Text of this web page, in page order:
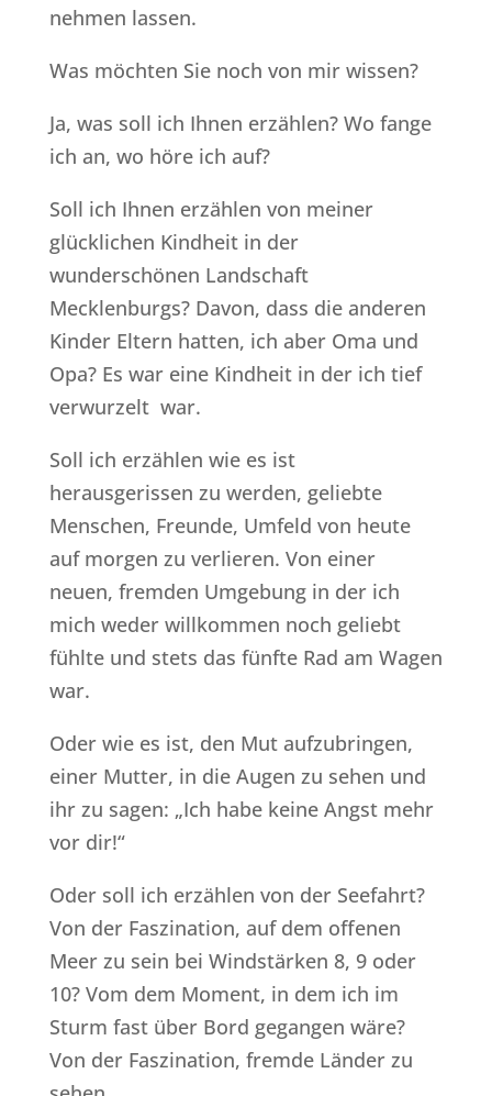
nehmen lassen.
Was möchten Sie noch von mir wissen?
Ja, was soll ich Ihnen erzählen? Wo fange
ich an, wo höre ich auf?
Soll ich Ihnen erzählen von meiner
glücklichen Kindheit in der
wunderschönen Landschaft
Mecklenburgs? Davon, dass die anderen
Kinder Eltern hatten, ich aber Oma und
Opa? Es war eine Kindheit in der ich tief
verwurzelt war.
Soll ich erzählen wie es ist
herausgerissen zu werden, geliebte
Menschen, Freunde, Umfeld von heute
auf morgen zu verlieren. Von einer
neuen, fremden Umgebung in der ich
mich weder willkommen noch geliebt
fühlte und stets das fünfte Rad am Wagen
war.
Oder wie es ist, den Mut aufzubringen,
einer Mutter, in die Augen zu sehen und
ihr zu sagen: „Ich habe keine Angst mehr
vor dir!“
Oder soll ich erzählen von der Seefahrt?
Von der Faszination, auf dem offenen
Meer zu sein bei Windstärken 8, 9 oder
10? Vom dem Moment, in dem ich im
Sturm fast über Bord gegangen wäre?
Von der Faszination, fremde Länder zu